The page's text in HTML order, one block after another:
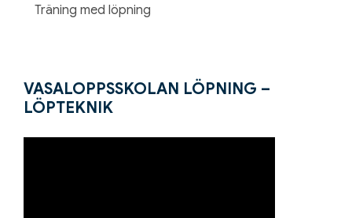
Träning med löpning
VASALOPPSSKOLAN LÖPNING –
LÖPTEKNIK